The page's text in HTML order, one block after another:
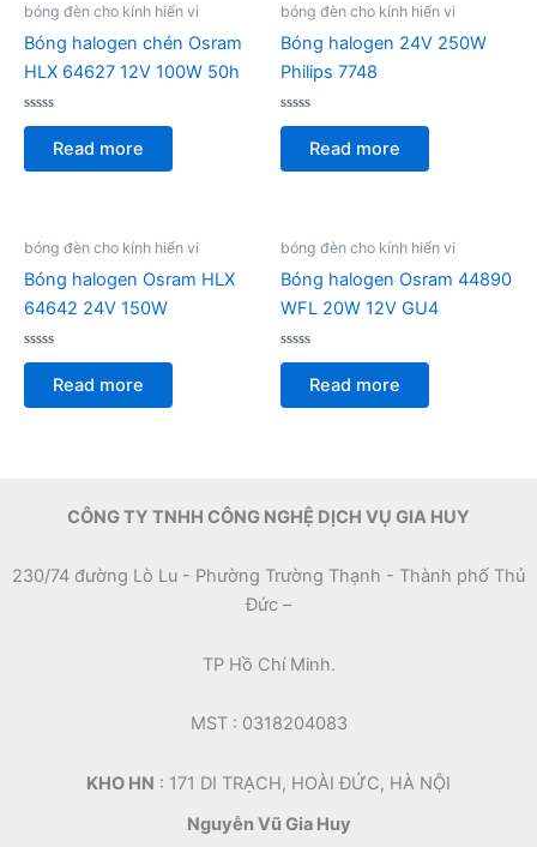
bóng đèn cho kính hiển vi
Bóng halogen chén Osram
HLX 64627 12V 100W 50h
Rated
of
Read more
bóng đèn cho kính hiển vi
Bóng halogen 24V 250W
Philips 7748
Rated
of
Read more
bóng đèn cho kính hiển vi
Bóng halogen Osram HLX
64642 24V 150W
Rated
of
Read more
bóng đèn cho kính hiển vi
Bóng halogen Osram 44890
WFL 20W 12V GU4
Rated
of
Read more
CÔNG TY TNHH CÔNG NGHỆ DỊCH VỤ GIA HUY
230/74 đường Lò Lu - Phường Trường Thạnh - Thành phố Thủ
Đức –
TP Hồ Chí Minh.
MST : 0318204083
KHO HN : 171 DI TRẠCH, HOÀI ĐỨC, HÀ NỘI
Nguyễn Vũ Gia Huy